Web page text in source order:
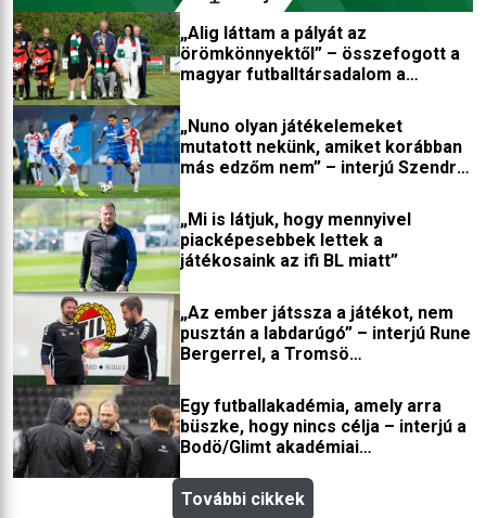
is kipróbálhatta magát.
fiatal argentin edzőt nevezett ki.
Sebastián Beccacece korábban
segédedzőként már tevékenykedett
válogatottaknál, azonban eddig
klubedzőként dolgozott – Argentínában
több, Európában kevesebb sikerrel.
„Alig láttam a pályát az
örömkönnyektől” – összefogott a
magyar futballtársadalom a
kerekesszékbe került játékosért
„Nuno olyan játékelemeket
mutatott nekünk, amiket korábban
más edzőm nem” – interjú Szendrei
Norberttel
„Mi is látjuk, hogy mennyivel
piacképesebbek lettek a
játékosaink az ifi BL miatt”
„Az ember játssza a játékot, nem
pusztán a labdarúgó” – interjú Rune
Bergerrel, a Tromsö
Egy futballakadémia, amely arra
büszke, hogy nincs célja – interjú a
Bodö/Glimt akadémiai
További cikkek